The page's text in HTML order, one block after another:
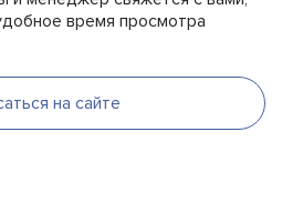
время просмотра
на сайте